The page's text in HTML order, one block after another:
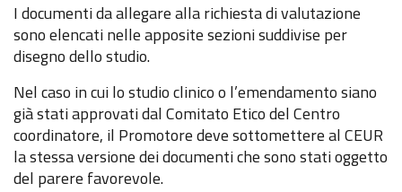
I documenti da allegare alla richiesta di valutazione
sono elencati nelle apposite sezioni suddivise per
disegno dello studio.
Nel caso in cui lo studio clinico o l’emendamento siano
già stati approvati dal Comitato Etico del Centro
coordinatore, il Promotore deve sottomettere al CEUR
la stessa versione dei documenti che sono stati oggetto
del parere favorevole.